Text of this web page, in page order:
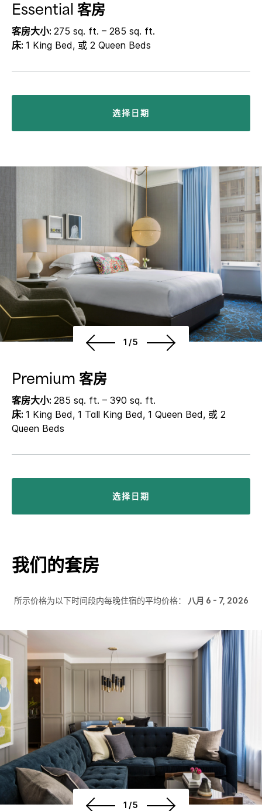
Essential 客房
客房大小: 275 sq. ft. – 285 sq. ft.
床: 1 King Bed, 或 2 Queen Beds
选择日期
1/5
Premium 客房
客房大小: 285 sq. ft. – 390 sq. ft.
床: 1 King Bed, 1 Tall King Bed, 1 Queen Bed, 或 2
Queen Beds
选择日期
我们的套房
所示价格为以下时间段内每晚住宿的平均价格： 八月 6 - 7, 2026
1/5